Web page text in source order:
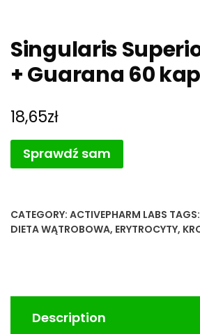
Singularis
+ Guarana 60
18,65zł
Sprawdź sam
CATEGORY: ACTIVEPHARM LABS TAGS:
DIETA WĄTROBOWA, ERYTROCYTY,
Description